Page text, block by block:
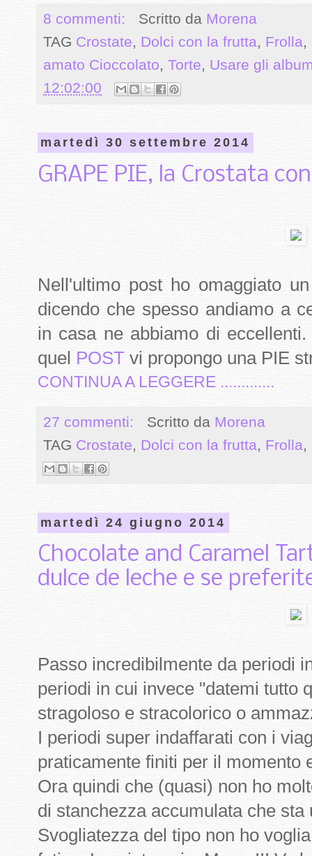
8 commenti: Scritto da Morena
TAG Crostate, Dolci con la frutta, Frolla,
amato Cioccolato, Torte, Usare gli
12:02:00
martedì 30 settembre 2014
GRAPE PIE, la Crostata
Nell'ultimo post ho omaggiato
dicendo che spesso andiamo a
in casa ne abbiamo di
quel POST vi propongo una PIE
CONTINUA A LEGGERE .............
27 commenti: Scritto da Morena
TAG Crostate, Dolci con la frutta, Frolla,
martedì 24 giugno 2014
Chocolate and Caramel
dulce de leche e se
Passo incredibilmente da periodi
periodi in cui invece "datemi tutto
stragoloso e stracolorico o
I periodi super indaffarati con i
praticamente finiti per il momento
Ora quindi che (quasi) non ho
di stanchezza accumulata che sta
Svogliatezza del tipo non ho